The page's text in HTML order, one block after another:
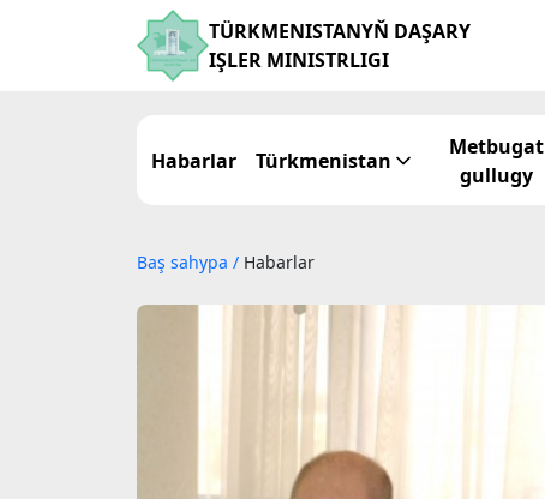
TÜRKMENISTANYŇ DAŞARY
IŞLER MINISTRLIGI
Habarlar Türkmenistan
Metbugat
gullugy
Baş sahypa / Habarlar